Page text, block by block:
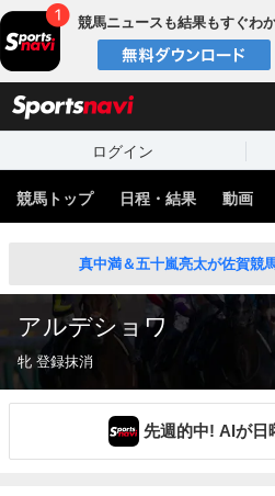
競馬ニュースも結果もすぐわ
ログイン
競馬トップ 日程・結果 動画
真中満＆五十嵐亮太が佐賀競
アルデショワ
牝 登録抹消
先週的中! AIが日